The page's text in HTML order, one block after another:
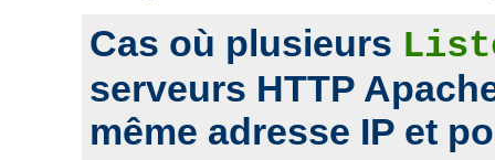
Cas où plusieurs
serveurs HTTP
même adresse IP et